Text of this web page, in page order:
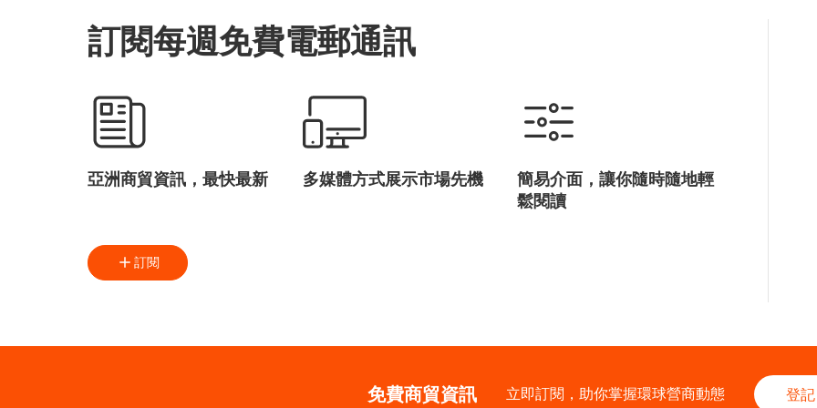
訂閱每週免費電郵通訊
亞洲商貿資訊，最快最新 多媒體方式展示市場先機
簡易介面，讓你隨時隨地輕
鬆閱讀
訂閱
免費商貿資訊 立即訂閱，助你掌握環球營商動態 登記